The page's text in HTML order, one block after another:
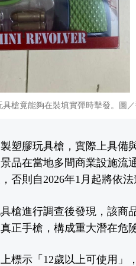
槍竟能夠在裝填實彈時擊發。圖
塑膠玩具槍，實際上具備
品在當地多間商業設施流
否則自2026年1月起將依
槍進行調查後發現，該商
正手槍，構成重大潛在危
標示「12歲以上可使用」